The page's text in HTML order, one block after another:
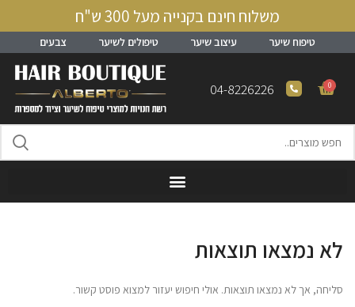
משלוח חינם בקנייה מעל 300 ש"ח
טיפוח שיער עיצוב שיער טיפולים לשיער צבעים
0
04-8226226
לא נמצאו תוצאות
סליחה, אך לא נמצאו תוצאות. אולי חיפוש יעזור למצוא פוסט קשור.